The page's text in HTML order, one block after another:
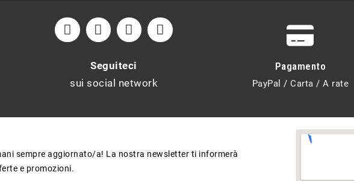
Seguiteci
sui social network
Pagamento
PayPal / Carta / A rate
sempre aggiornato/a! La nostra newsletter ti informerà
e promozioni.